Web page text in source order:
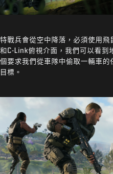
特戰兵會從空中降落，必須使用飛
和C-Link俯視介面，我們可以看到
個要求我們從車隊中偷取一輛車
目標。